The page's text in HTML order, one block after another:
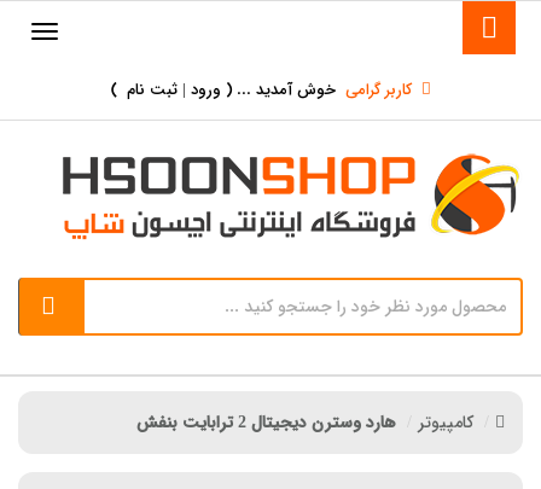
کاربر گرامی خوش آمدید ... ( ورود | ثبت نام )
کامپیوتر هارد وسترن دیجیتال 2 ترابایت بنفش